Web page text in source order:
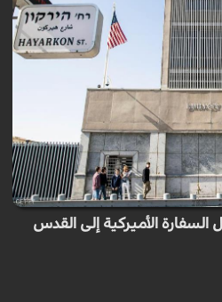
الأميركية إلى القدس